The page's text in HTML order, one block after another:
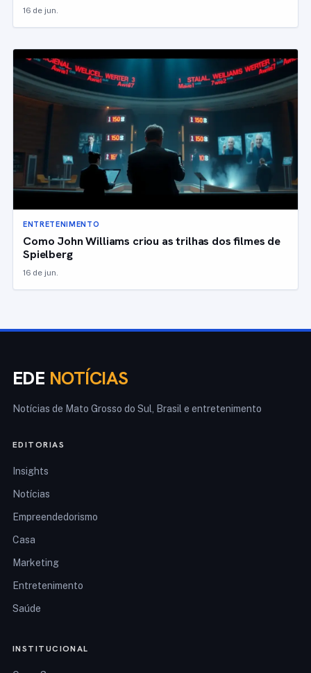
16 de jun.
ENTRETENIMENTO
Como John Williams criou as trilhas dos filmes de
Spielberg
16 de jun.
EDE NOTÍCIAS
Notícias de Mato Grosso do Sul, Brasil e entretenimento
EDITORIAS
Insights
Notícias
Empreendedorismo
Casa
Marketing
Entretenimento
Saúde
INSTITUCIONAL